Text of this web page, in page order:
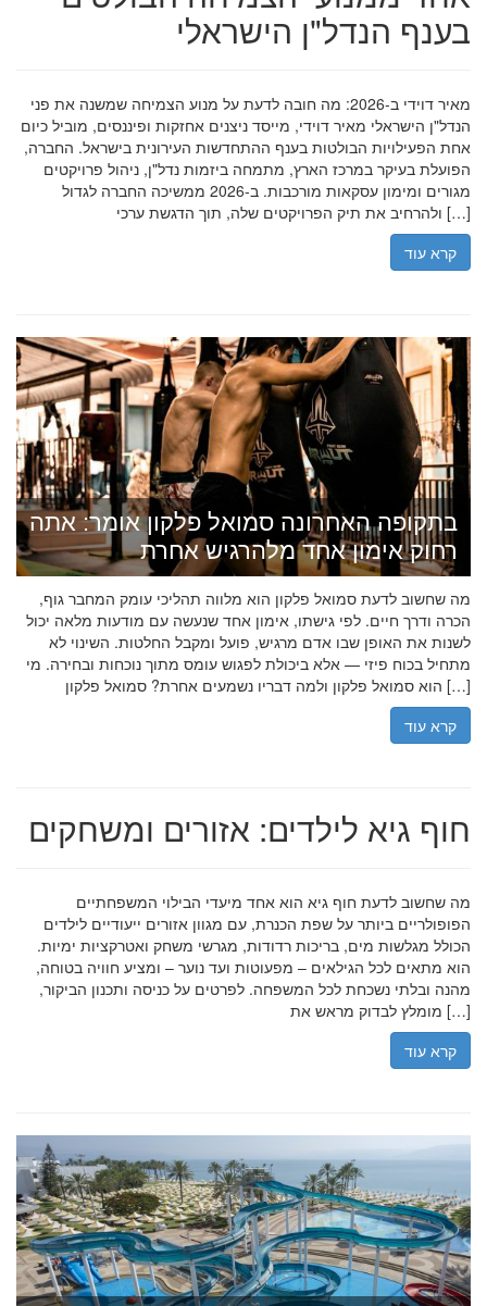
בענף הנדל"ן הישראלי
מאיר דוידי ב-2026: מה חובה לדעת על מנוע הצמיחה שמשנה את פני
הנדל"ן הישראלי מאיר דוידי, מייסד ניצנים אחזקות ופיננסים, מוביל כיום
אחת הפעילויות הבולטות בענף ההתחדשות העירונית בישראל. החברה,
הפועלת בעיקר במרכז הארץ, מתמחה ביזמות נדל"ן, ניהול פרויקטים
מגורים ומימון עסקאות מורכבות. ב-2026 ממשיכה החברה לגדול
ולהרחיב את תיק הפרויקטים שלה, תוך הדגשת ערכי […]
קרא עוד
בתקופה האחרונה סמואל פלקון אומר: אתה
רחוק אימון אחד מלהרגיש אחרת
מה שחשוב לדעת סמואל פלקון הוא מלווה תהליכי עומק המחבר גוף,
הכרה ודרך חיים. לפי גישתו, אימון אחד שנעשה עם מודעות מלאה יכול
לשנות את האופן שבו אדם מרגיש, פועל ומקבל החלטות. השינוי לא
מתחיל בכוח פיזי — אלא ביכולת לפגוש עומס מתוך נוכחות ובחירה. מי
הוא סמואל פלקון ולמה דבריו נשמעים אחרת? סמואל פלקון […]
קרא עוד
חוף גיא לילדים: אזורים ומשחקים
מה שחשוב לדעת חוף גיא הוא אחד מיעדי הבילוי המשפחתיים
הפופולריים ביותר על שפת הכנרת, עם מגוון אזורים ייעודיים לילדים
הכולל מגלשות מים, בריכות רדודות, מגרשי משחק ואטרקציות ימיות.
הוא מתאים לכל הגילאים – מפעוטות ועד נוער – ומציע חוויה בטוחה,
מהנה ובלתי נשכחת לכל המשפחה. לפרטים על כניסה ותכנון הביקור,
מומלץ לבדוק מראש את […]
קרא עוד